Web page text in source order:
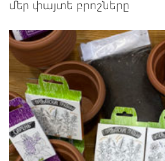
մեր փայտե բրոշները